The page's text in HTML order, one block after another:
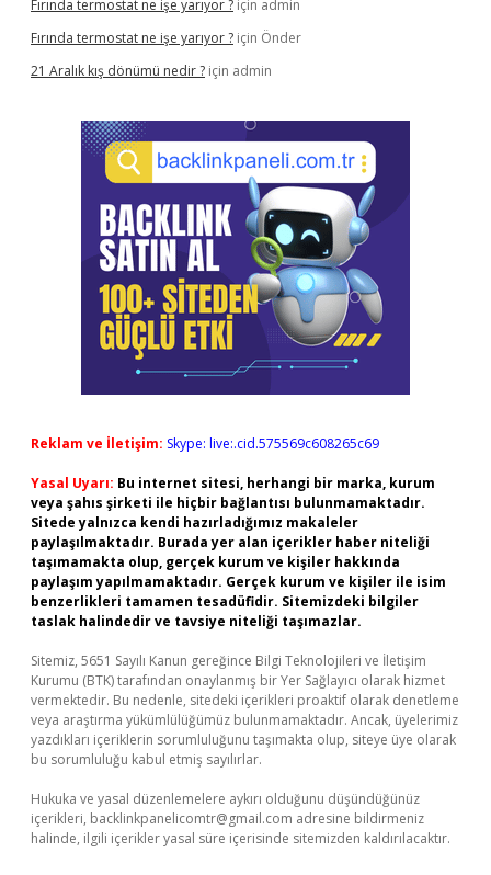
Fırında termostat ne işe yarıyor ? için admin
Fırında termostat ne işe yarıyor ? için Önder
21 Aralık kış dönümü nedir ? için admin
Reklam ve İletişim: Skype: live:.cid.575569c608265c69
Yasal Uyarı: Bu internet sitesi, herhangi bir marka, kurum
veya şahıs şirketi ile hiçbir bağlantısı bulunmamaktadır.
Sitede yalnızca kendi hazırladığımız makaleler
paylaşılmaktadır. Burada yer alan içerikler haber niteliği
taşımamakta olup, gerçek kurum ve kişiler hakkında
paylaşım yapılmamaktadır. Gerçek kurum ve kişiler ile isim
benzerlikleri tamamen tesadüfidir. Sitemizdeki bilgiler
taslak halindedir ve tavsiye niteliği taşımazlar.
Sitemiz, 5651 Sayılı Kanun gereğince Bilgi Teknolojileri ve İletişim
Kurumu (BTK) tarafından onaylanmış bir Yer Sağlayıcı olarak hizmet
vermektedir. Bu nedenle, sitedeki içerikleri proaktif olarak denetleme
veya araştırma yükümlülüğümüz bulunmamaktadır. Ancak, üyelerimiz
yazdıkları içeriklerin sorumluluğunu taşımakta olup, siteye üye olarak
bu sorumluluğu kabul etmiş sayılırlar.
Hukuka ve yasal düzenlemelere aykırı olduğunu düşündüğünüz
içerikleri, backlinkpanelicomtr@gmail.com adresine bildirmeniz
halinde, ilgili içerikler yasal süre içerisinde sitemizden kaldırılacaktır.